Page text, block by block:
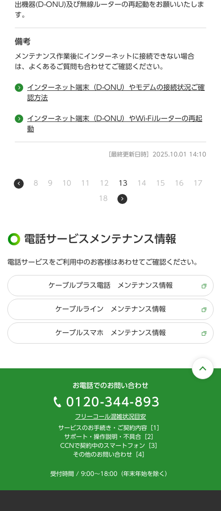
出機器(D-ONU)及び無線ルーターの再起動をお願いいたしま
す。
備考
メンテナンス作業後にインターネットに接続できない場合
は、よくあるご質問も合わせてご確認ください。
インターネット端末（D-ONU）やモデムの接続状況ご確
認方法
インターネット端末（D-ONU）やWi-Fiルーターの再起
動
［最終更新日時］2025.10.01 14:10
8 9 10 11 12 13 14 15 16 17
18
電話サービスメンテナンス情報
電話サービスをご利用中のお客様はあわせてご確認ください。
ケーブルプラス電話 メンテナンス情報
ケーブルライン メンテナンス情報
ケーブルスマホ メンテナンス情報
お電話でのお問い合わせ
0120-344-893
フリーコール混雑状況目安
サービスのお手続き・ご契約内容［1］
サポート・操作説明・不具合［2］
CCNで契約中のスマートフォン［3］
その他のお問い合わせ［4］
受付時間 / 9:00～18:00（年末年始を除く）